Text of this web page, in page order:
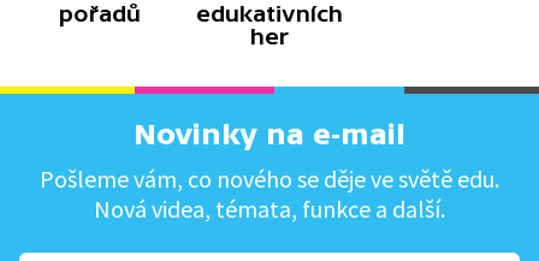
pořadů
edukativních
her
Novinky na e-mail
Pošleme vám, co nového se děje ve světě edu.
Nová videa, témata, funkce a další.